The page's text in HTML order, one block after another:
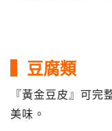
▍豆腐類
『黃金豆皮』可完
美味。